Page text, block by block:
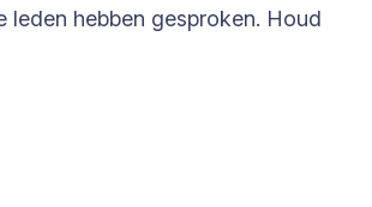
hebben gesproken. Houd